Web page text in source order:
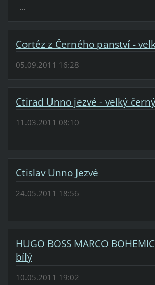
...
Cortéz z Černého panství -
05.09.2011 16:28
Ctirad Unno jezvé - velký
11.03.2011 08:10
Ctislav Unno Jezvé
24.05.2011 18:56
HUGO BOSS MARCO
bílý
10.05.2011 19:02